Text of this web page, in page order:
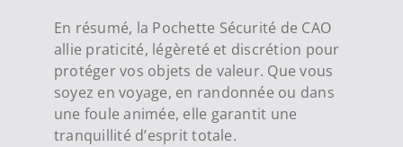
En résumé, la Pochette Sécurité de CAO
allie praticité, légèreté et discrétion pour
protéger vos objets de valeur. Que vous
soyez en voyage, en randonnée ou dans
une foule animée, elle garantit une
tranquillité d’esprit totale.